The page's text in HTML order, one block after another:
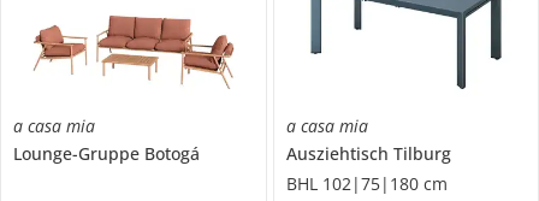
a casa mia
Lounge-Gruppe Botogá
a casa mia
Ausziehtisch Tilburg
BHL 102|75|180 cm